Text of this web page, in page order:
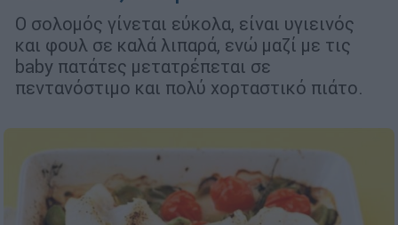
Ο σολομός γίνεται εύκολα, είναι υγιεινός
και φουλ σε καλά λιπαρά, ενώ μαζί με τις
baby πατάτες μετατρέπεται σε
πεντανόστιμο και πολύ χορταστικό πιάτο.